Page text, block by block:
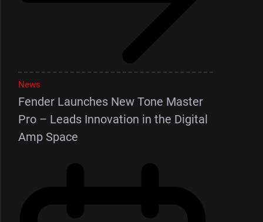
News
Fender Launches New Tone Master
Pro – Leads Innovation in the Digital
Amp Space